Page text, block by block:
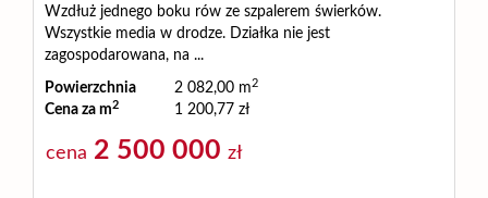
Wzdłuż jednego boku rów ze szpalerem świerków.
Wszystkie media w drodze. Działka nie jest
zagospodarowana, na ...
Powierzchnia 2 082,00 m2
Cena za m2 1 200,77 zł
cena 2 500 000 zł